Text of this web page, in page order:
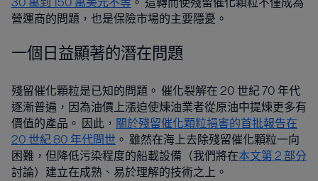
營運商的問題，也是保險市場的主要隱憂。
一個日益顯著的潛在問題
殘留催化顆粒是已知的問題。 催化裂解在 20 世紀 70 年代
逐漸普遍，因為油價上漲迫使煉油業者從原油中提煉更多有
價值的產品。 因此， 關於殘留催化顆粒損害的首批報告在
20 世紀 80 年代問世 。 雖然在海上去除殘留催化顆粒一向
困難，但降低污染程度的船載設備（我們將在本文第 2 部分
討論）建立在成熟、易於理解的技術之上。